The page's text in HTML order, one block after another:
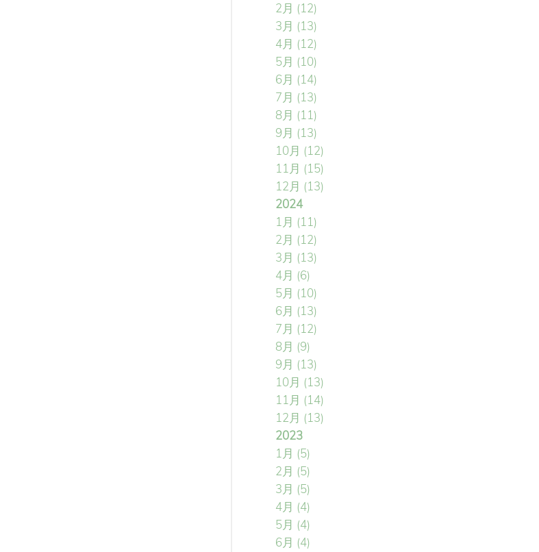
2月 (12)
3月 (13)
4月 (12)
5月 (10)
6月 (14)
7月 (13)
8月 (11)
9月 (13)
10月 (12)
11月 (15)
12月 (13)
2024
1月 (11)
2月 (12)
3月 (13)
4月 (6)
5月 (10)
6月 (13)
7月 (12)
8月 (9)
9月 (13)
10月 (13)
11月 (14)
12月 (13)
2023
1月 (5)
2月 (5)
3月 (5)
4月 (4)
5月 (4)
6月 (4)